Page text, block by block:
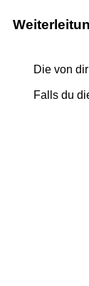
Die von
Falls du